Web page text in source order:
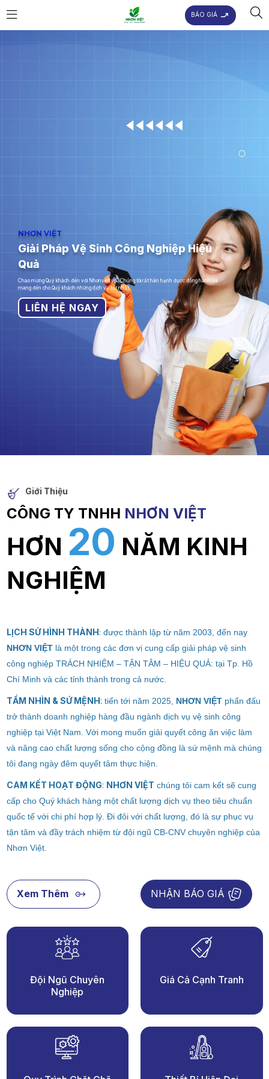
BÁO GIÁ
NHƠN VIỆT
Giải Pháp Vệ Sinh Công Nghiệp Hiệu
Quả
Chào mừng Quý khách đến với Nhonviet.vn! Chúng tôi rất hân hạnh được đồng hành và
mang đến cho Quý khách những dịch vụ tốt nhất.
LIÊN HỆ NGAY
LỊCH SỬ HÌNH THÀNH: được thành lập từ năm 2003, đến nay
NHƠN VIỆTlà một trong các đơn vị cung cấp giải pháp vệ sinh
công nghiệp TRÁCH NHIỆM – TẬN TÂM – HIỆU QUẢ: tại Tp. Hồ
Chí Minh và các tỉnh thành trong cả nước.
TẦM NHÌN & SỨ MỆNH: tiến tới năm 2025, NHƠN VIỆTphấn đấu
trở thành doanh nghiệp hàng đầu ngành dịch vụ vệ sinh công
nghiệp tại Việt Nam. Với mong muốn giải quyết công ăn việc làm
và nâng cao chất lượng sống cho cộng đồng là sứ mệnh mà chúng
tôi đang ngày đêm quyết tâm thực hiện.
CAM KẾT HOẠT ĐỘNG: NHƠN VIỆT chúng tôi cam kết sẽ cung
cấp cho Quý khách hàng một chất lượng dịch vụ theo tiêu chuẩn
quốc tế với chi phí hợp lý. Đi đôi với chất lượng, đó là sự phục vụ
tận tâm và đầy trách nhiệm từ đội ngũ CB-CNV chuyên nghiệp của
Nhơn Việt.
Xem Thêm NHẬN BÁO GIÁ
Giới Thiệu
CÔNG TY TNHH NHƠN VIỆT
HƠN 20 NĂM KINH
NGHIỆM
Đội Ngũ Chuyên
Nghiệp
Giá Cả Cạnh Tranh